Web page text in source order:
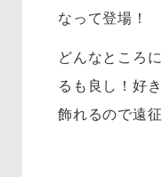
なって登場！
どんなところ
るも良し！好
飾れるので遠